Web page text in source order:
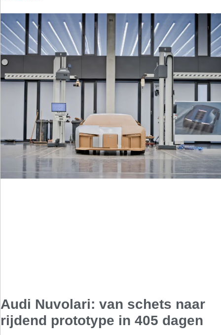
Audi Nuvolari: van schets naar
rijdend prototype in 405 dagen